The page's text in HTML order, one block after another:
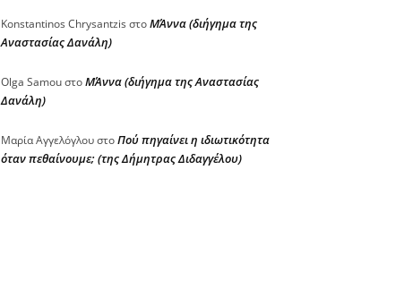
Konstantinos Chrysantzis στοΜΆννα (διήγημα της
Αναστασίας Δανάλη)
Olga SamouστοΜΆννα (διήγημα της Αναστασίας
Δανάλη)
Μαρία ΑγγελόγλουστοΠού πηγαίνει η ιδιωτικότητα
όταν πεθαίνουμε; (της Δήμητρας Διδαγγέλου)